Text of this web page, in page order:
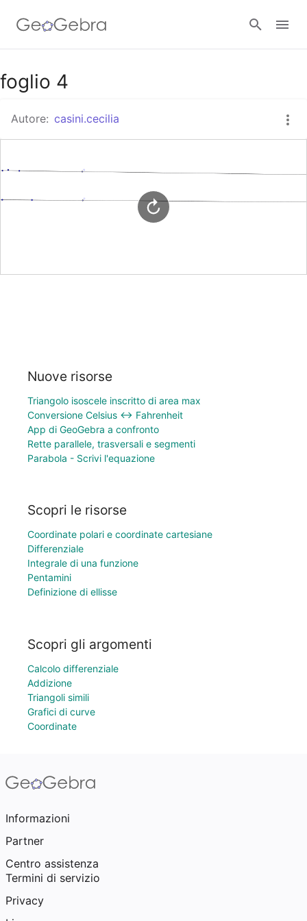
Google Classroom
GeoGebra Classroom
Accedi
foglio 4
Autore: casini.cecilia
Nuove risorse
Triangolo isoscele inscritto di area max
Conversione Celsius ↔ Fahrenheit
App di GeoGebra a confronto
Rette parallele, trasversali e segmenti
Parabola - Scrivi l'equazione
Scopri le risorse
Coordinate polari e coordinate cartesiane
Differenziale
Integrale di una funzione
Pentamini
Definizione di ellisse
Scopri gli argomenti
Calcolo differenziale
Addizione
Triangoli simili
Grafici di curve
Coordinate
Informazioni
Partner
Centro assistenza
Termini di servizio
Privacy